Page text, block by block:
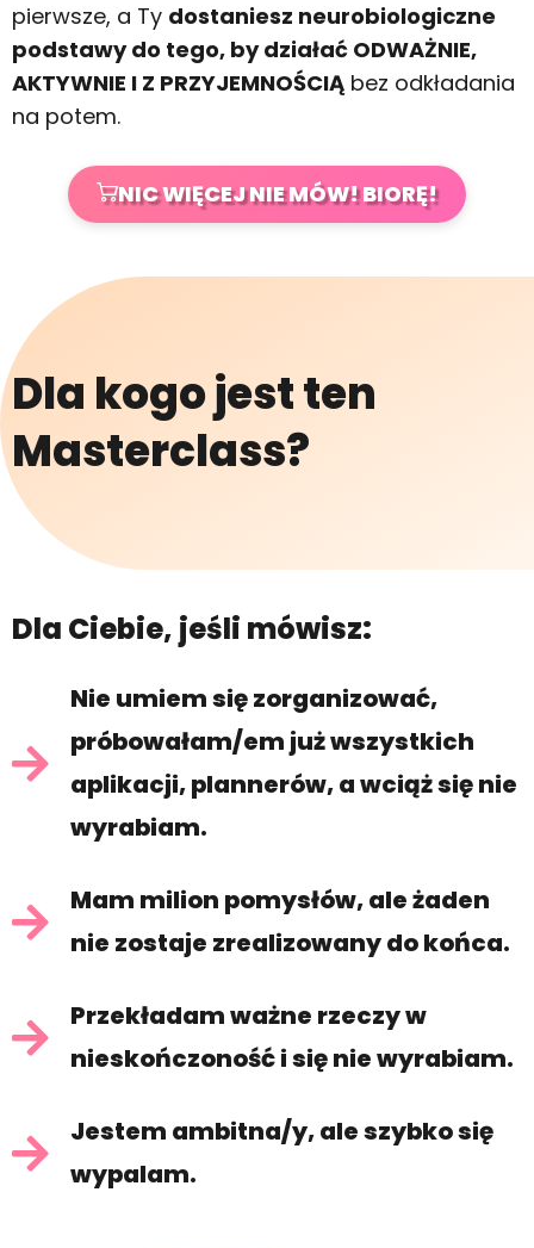
pierwsze, a Ty dostaniesz neurobiologiczne
podstawy do tego, by działać ODWAŻNIE,
AKTYWNIE I Z PRZYJEMNOŚCIĄ bez odkładania
na potem.
NIC WIĘCEJ NIE MÓW! BIORĘ!
Dla Ciebie, jeśli mówisz:
Nie umiem się zorganizować,
próbowałam/em już wszystkich
aplikacji, plannerów, a wciąż się nie
wyrabiam.
Mam milion pomysłów, ale żaden
nie zostaje zrealizowany do końca.
Przekładam ważne rzeczy w
nieskończoność i się nie wyrabiam.
Jestem ambitna/y, ale szybko się
wypalam.
Dla kogo jest ten
Masterclass?